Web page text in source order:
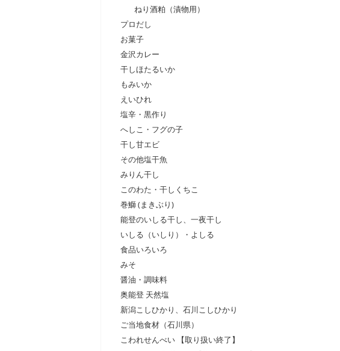
ねり酒粕（漬物用）
プロだし
お菓子
金沢カレー
干しほたるいか
もみいか
えいひれ
塩辛・黒作り
へしこ・フグの子
干し甘エビ
その他塩干魚
みりん干し
このわた・干しくちこ
巻鰤 (まきぶり)
能登のいしる干し、一夜干し
いしる（いしり）・よしる
食品いろいろ
みそ
醤油・調味料
奥能登 天然塩
新潟こしひかり、石川こしひかり
ご当地食材（石川県）
こわれせんべい 【取り扱い終了】